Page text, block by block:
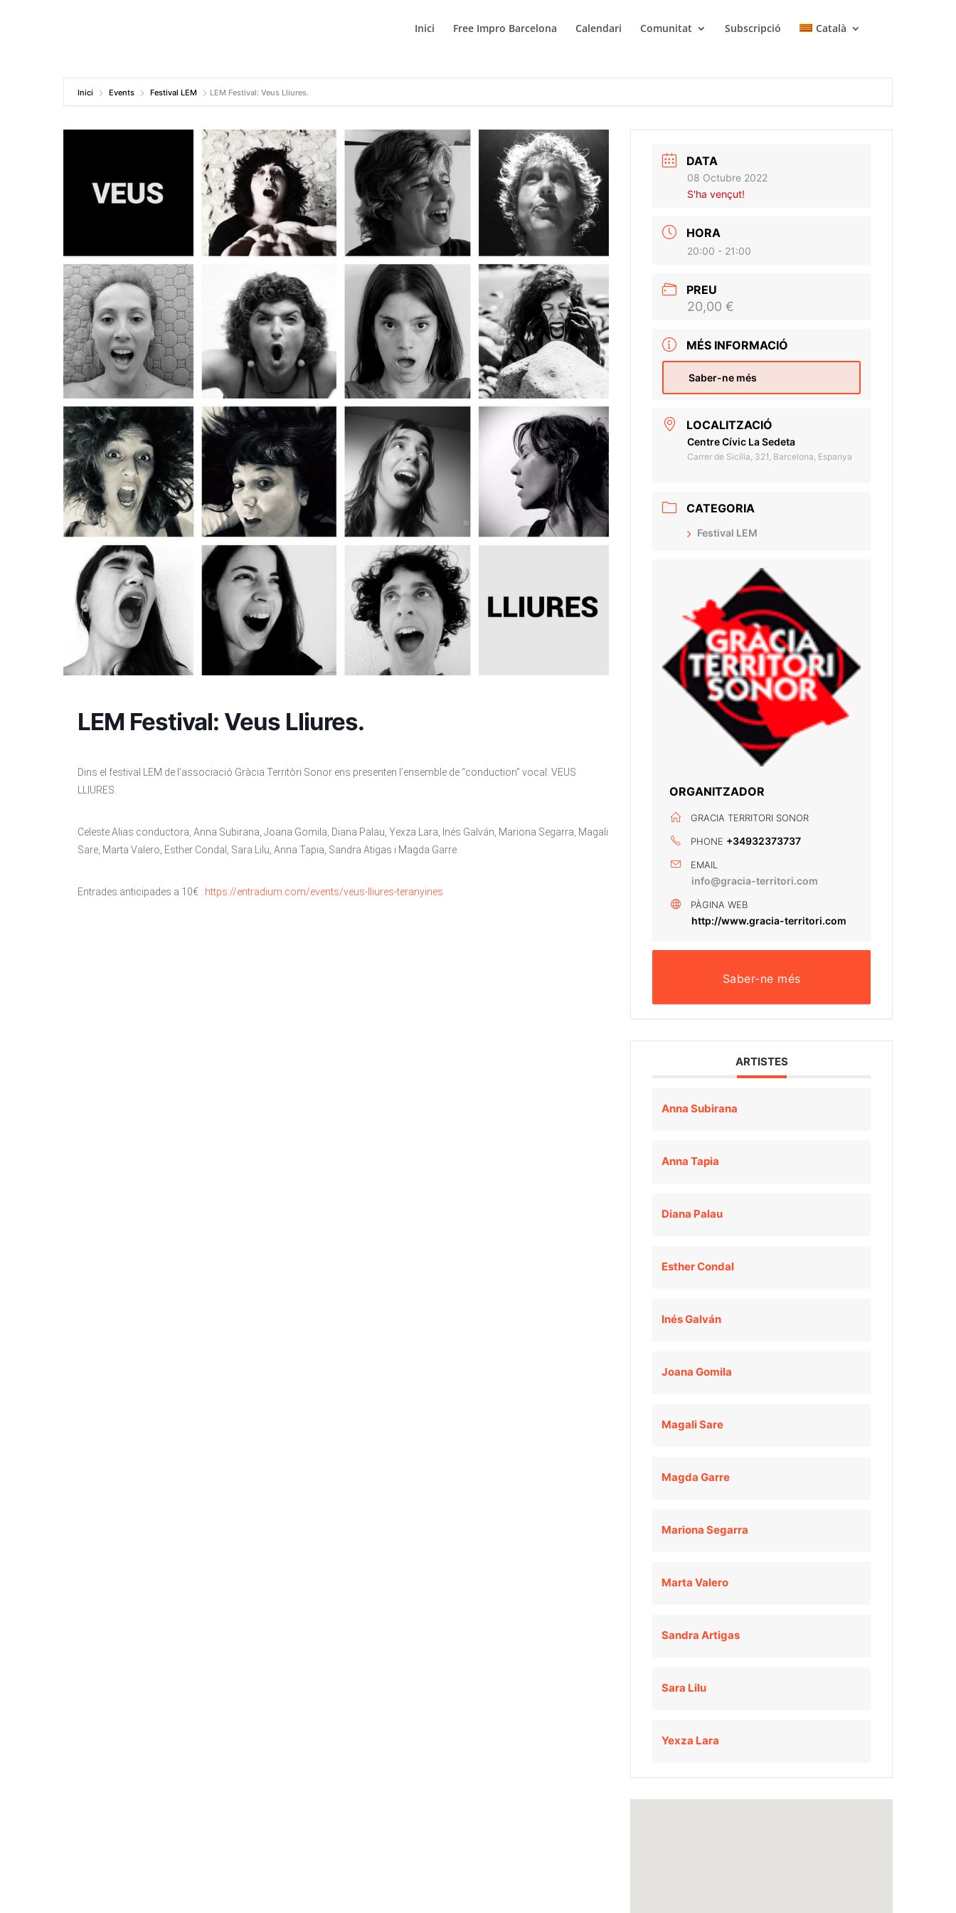
Inici Free Impro Barcelona Calendari Comunitat Subscripció Català
Inici Events Festival LEM LEM Festival: Veus Lliures.
LEM Festival: Veus Lliures.
Dins el festival LEM de l’associació Gràcia Territòri Sonor ens presenten l’ensemble de “conduction” vocal: VEUS
LLIURES.
Celeste Alias conductora, Anna Subirana, Joana Gomila, Diana Palau, Yexza Lara, Inés Galván, Mariona Segarra, Magali
Sare, Marta Valero, Esther Condal, Sara Lilu, Anna Tapia, Sandra Atigas i Magda Garre.
Entrades anticipades a 10€ : https://entradium.com/events/veus-lliures-teranyines
DATA
08 Octubre 2022
S'ha vençut!
HORA
20:00 - 21:00
PREU
20,00 €
MÉS INFORMACIÓ
Saber-ne més
LOCALITZACIÓ
Centre Cívic La Sedeta
Carrer de Sicília, 321, Barcelona, Espanya
CATEGORIA
Festival LEM
ORGANITZADOR
GRACIA TERRITORI SONOR
PHONE +34932373737
EMAIL
info@gracia-territori.com
PÀGINA WEB
http://www.gracia-territori.com
Saber-ne més
ARTISTES
Anna Subirana
Anna Tapia
Diana Palau
Esther Condal
Inés Galván
Joana Gomila
Magali Sare
Magda Garre
Mariona Segarra
Marta Valero
Sandra Artigas
Sara Lilu
Yexza Lara